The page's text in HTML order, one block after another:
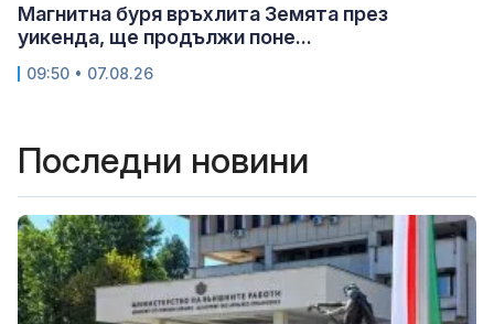
Магнитна буря връхлита Земята през
уикенда, ще продължи поне...
09:50 • 07.08.26
Последни новини